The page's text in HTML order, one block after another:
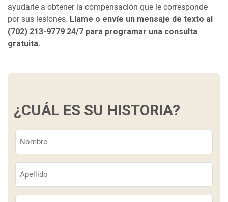
ayudarle a obtener la compensación que le corresponde
por sus lesiones. Llame o envíe un mensaje de texto al
(702) 213-9779 24/7 para programar una consulta
gratuita.
¿CUÁL ES SU HISTORIA?
(Obligatorio)